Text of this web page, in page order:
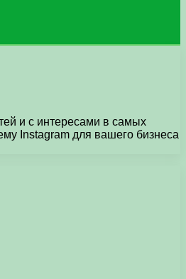
и с интересами в самых
Instagram для вашего бизнеса